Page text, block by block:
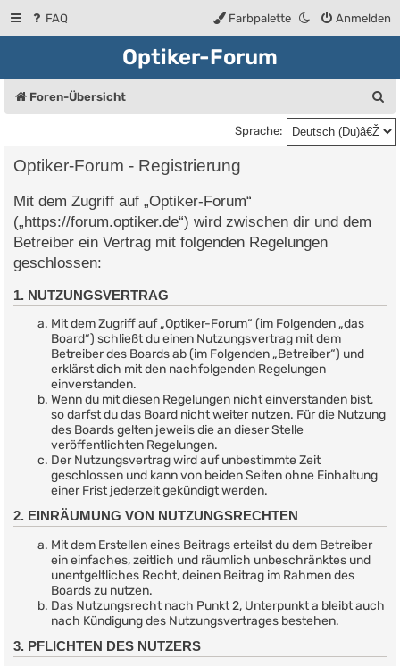
FAQ Anmelden
Farbpalette
Optiker-Forum
Foren-Übersicht
u
c
Sprache:
Optiker-Forum - Registrierung
Mit dem Zugriff auf „Optiker-Forum“
(„https://forum.optiker.de“) wird zwischen dir und dem
Betreiber ein Vertrag mit folgenden Regelungen
geschlossen:
1. NUTZUNGSVERTRAG
Mit dem Zugriff auf „Optiker-Forum“ (im Folgenden „das
Board“) schließt du einen Nutzungsvertrag mit dem
Betreiber des Boards ab (im Folgenden „Betreiber“) und
erklärst dich mit den nachfolgenden Regelungen
einverstanden.
Wenn du mit diesen Regelungen nicht einverstanden bist,
so darfst du das Board nicht weiter nutzen. Für die Nutzung
des Boards gelten jeweils die an dieser Stelle
veröffentlichten Regelungen.
Der Nutzungsvertrag wird auf unbestimmte Zeit
geschlossen und kann von beiden Seiten ohne Einhaltung
einer Frist jederzeit gekündigt werden.
2. EINRÄUMUNG VON NUTZUNGSRECHTEN
Mit dem Erstellen eines Beitrags erteilst du dem Betreiber
ein einfaches, zeitlich und räumlich unbeschränktes und
unentgeltliches Recht, deinen Beitrag im Rahmen des
Boards zu nutzen.
Das Nutzungsrecht nach Punkt 2, Unterpunkt a bleibt auch
nach Kündigung des Nutzungsvertrages bestehen.
3. PFLICHTEN DES NUTZERS